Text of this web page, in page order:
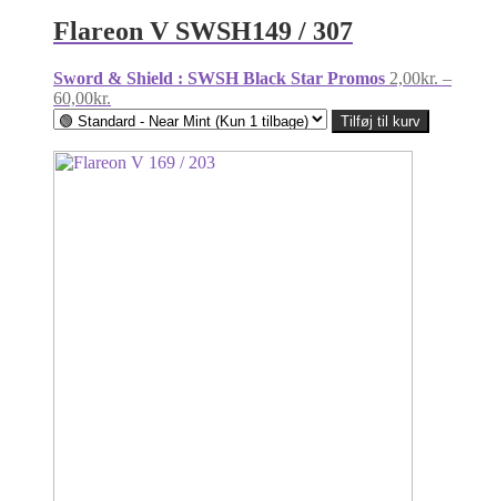
Flareon V SWSH149 / 307
Sword & Shield : SWSH Black Star Promos 2,00kr. –
60,00kr.
2,00kr.
60,00kr.
Tilføj til kurv